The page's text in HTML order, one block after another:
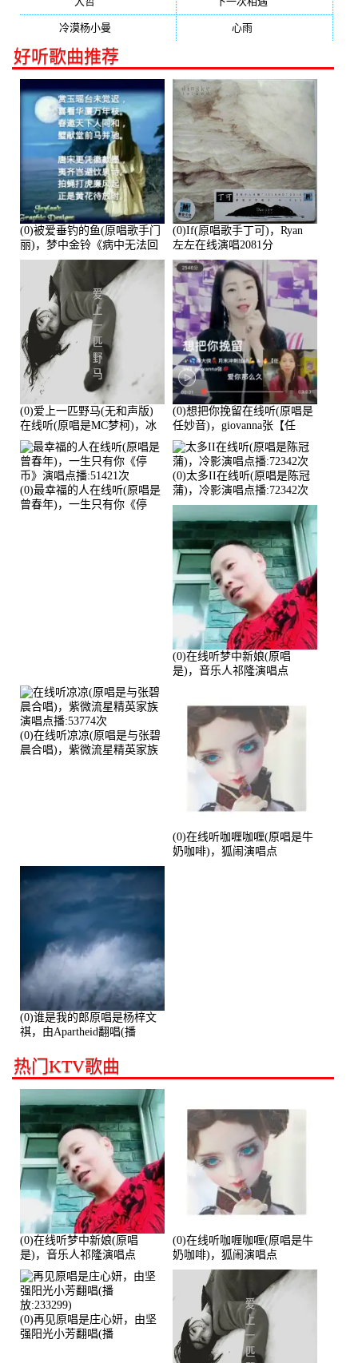
冷漠杨小曼 心雨(232)
好听歌曲推荐
(0)被爱垂钓的鱼(原唱歌手门
丽)，梦中金铃《病中无法回
复大家》在线演唱3586分
(0)If(原唱歌手丁可)，Ryan
左左在线演唱2081分
(0)爱上一匹野马(无和声版)
在线听(原唱是MC梦柯)，冰
鑫Asce演唱点播:178815次
(0)想把你挽留在线听(原唱是
任妙音)，giovanna张【任
96】演唱点播:60173次
(0)最幸福的人在线听(原唱是
曾春年)，一生只有你《停
(0)太多II在线听(原唱是陈冠
蒲)，冷影演唱点播:72342次
(0)在线听梦中新娘(原唱
是)，音乐人祁隆演唱点
(0)在线听凉凉(原唱是与张碧
晨合唱)，紫微流星精英家族
(0)在线听咖喱咖喱(原唱是牛
奶咖啡)，狐闹演唱点
(0)谁是我的郎原唱是杨梓文
祺，由Apartheid翻唱(播
热门KTV歌曲
(0)在线听梦中新娘(原唱
是)，音乐人祁隆演唱点
播:2713192次
(0)在线听咖喱咖喱(原唱是牛
奶咖啡)，狐闹演唱点
播:287579次
(0)再见原唱是庄心妍，由坚
强阳光小芳翻唱(播